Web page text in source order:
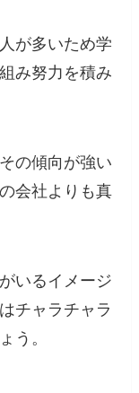
が多いため学
み努力を積み
の傾向が強い
会社よりも真
いるイメージ
チャラチャラ
う。